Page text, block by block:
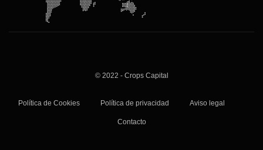
© 2022 - Crops Capital
Política de Cookies Política de privacidad Aviso legal
Contacto